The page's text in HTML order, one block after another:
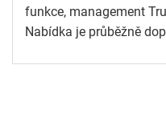
funkce, management
Nabídka je průběžně